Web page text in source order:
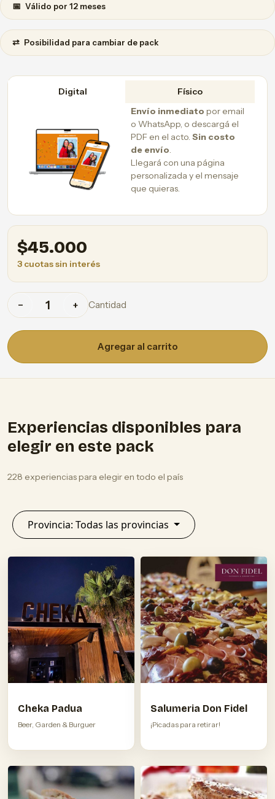
📅 Válido por 12 meses
⇄ Posibilidad para cambiar de pack
Digital
Físico
Envío inmediato por email
o WhatsApp, o descargá el
PDF en el acto. Sin costo
de envío.
Llegará con una página
personalizada y el mensaje
que quieras.
$45.000
3 cuotas sin interés
− + Cantidad
Agregar al carrito
Experiencias disponibles para
elegir en este pack
228 experiencias para elegir en todo el país
Provincia: Todas las provincias
Cheka Padua
Beer, Garden & Burguer
Salumeria Don Fidel
¡Picadas para retirar!